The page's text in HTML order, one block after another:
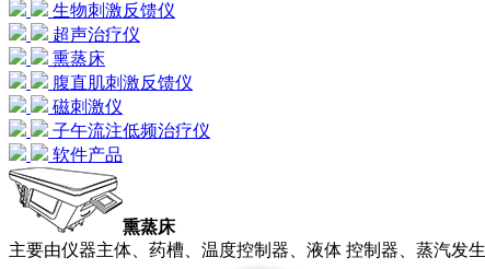
生物刺激反馈仪
超声治疗仪
熏蒸床
腹直肌刺激反馈仪
磁刺激仪
子午流注低频治疗仪
软件产品
熏蒸床
主要由仪器主体、药槽、温度控制器、液体 控制器、蒸汽发